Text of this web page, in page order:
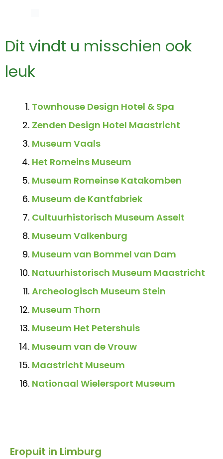
Dit vindt u misschien ook
leuk
Townhouse Design Hotel & Spa
Zenden Design Hotel Maastricht
Museum Vaals
Het Romeins Museum
Museum Romeinse Katakomben
Museum de Kantfabriek
Cultuurhistorisch Museum Asselt
Museum Valkenburg
Museum van Bommel van Dam
Natuurhistorisch Museum Maastricht
Archeologisch Museum Stein
Museum Thorn
Museum Het Petershuis
Museum van de Vrouw
Maastricht Museum
Nationaal Wielersport Museum
Eropuit in Limburg